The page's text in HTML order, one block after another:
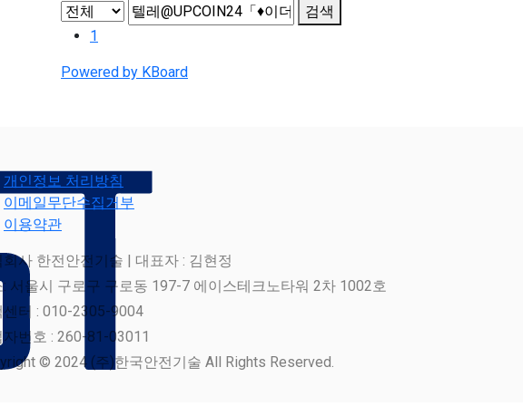
검색
1
Powered by KBoard
개인정보 처리방침
이메일무단수집거부
이용약관
회사 한전안전기술 | 대표자 : 김현정
: 서울시 구로구 구로동 197-7 에이스테크노타워 2차 1002호
센터 : 010-2305-9004
자번호 : 260-81-03011
© 2024 (주)한국안전기술 All Rights Reserved.